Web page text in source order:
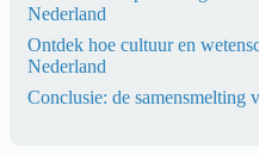
Nederland
Ontdek hoe cultuur en
Nederland
Conclusie: de samensmelting